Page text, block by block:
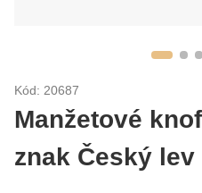
Kód: 20687
Manžetové
znak Český lev